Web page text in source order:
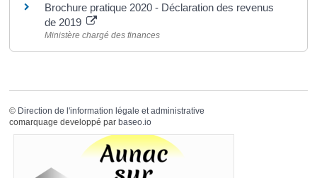
Brochure pratique 2020 - Déclaration des revenus
de 2019
Ministère chargé des finances
© Direction de l'information légale et administrative
comarquage developpé par baseo.io